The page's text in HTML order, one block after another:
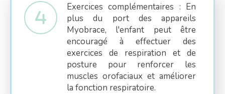
Exercices complémentaires : En
plus du port des appareils
Myobrace, l'enfant peut être
encouragé à effectuer des
exercices de respiration et de
posture pour renforcer les
muscles orofaciaux et améliorer
la fonction respiratoire.